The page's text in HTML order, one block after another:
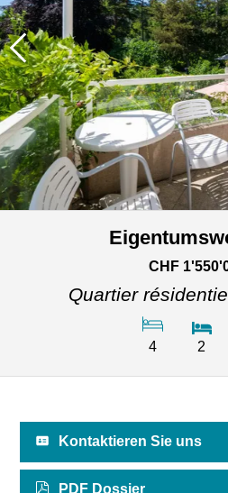
CHF
Quartier
4 2
Kontaktieren Sie uns
PDF Dossier